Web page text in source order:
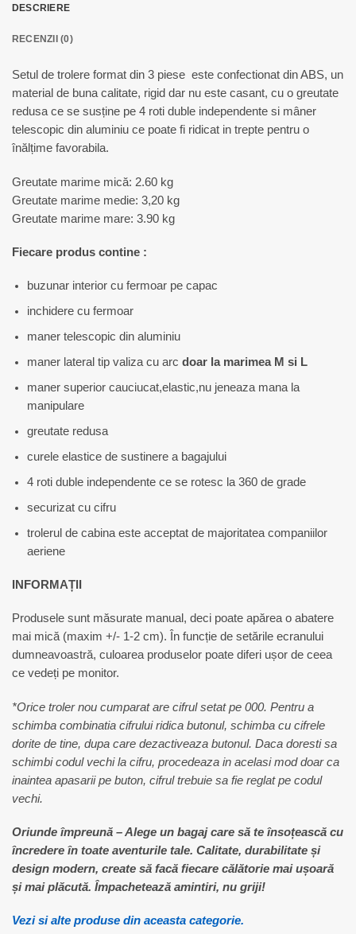
DESCRIERE
RECENZII (0)
Setul de trolere format din 3 piese este confectionat din ABS, un
material de buna calitate, rigid dar nu este casant, cu o greutate
redusa ce se susține pe 4 roti duble independente si mâner
telescopic din aluminiu ce poate fi ridicat in trepte pentru o
înălțime favorabila.
Greutate marime mică: 2.60 kg
Greutate marime medie: 3,20 kg
Greutate marime mare: 3.90 kg
Fiecare produs contine :
buzunar interior cu fermoar pe capac
inchidere cu fermoar
maner telescopic din aluminiu
maner lateral tip valiza cu arcdoar la marimea M si L
maner superior cauciucat,elastic,nu jeneaza mana la
manipulare
greutate redusa
curele elastice de sustinere a bagajului
4 roti duble independente ce se rotesc la 360 de grade
securizat cu cifru
trolerul de cabina este acceptat de majoritatea companiilor
aeriene
INFORMAȚII
Produsele sunt măsurate manual, deci poate apărea o abatere
mai mică (maxim +/- 1-2 cm). În funcție de setările ecranului
dumneavoastră, culoarea produselor poate diferi ușor de ceea
ce vedeți pe monitor.
*Orice troler nou cumparat are cifrul setat pe 000. Pentru a
schimba combinatia cifrului ridica butonul, schimba cu cifrele
dorite de tine, dupa care dezactiveaza butonul. Daca doresti sa
schimbi codul vechi la cifru, procedeaza in acelasi mod doar ca
inaintea apasarii pe buton, cifrul trebuie sa fie reglat pe codul
vechi.
Oriunde împreună – Alege un bagaj care să te însoțească cu
încredere în toate aventurile tale. Calitate, durabilitate și
design modern, create să facă fiecare călătorie mai ușoară
și mai plăcută. Împachetează amintiri, nu griji!
Vezi si alte produse din aceasta categorie.